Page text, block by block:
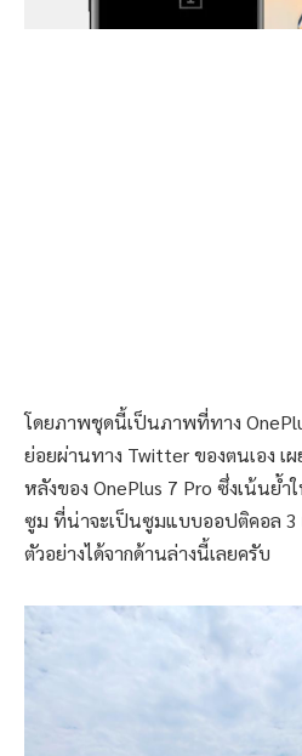
โดยภาพชุดนี้เป็นภาพที่ทาง
ย่อยผ่านทาง Twitter ของตนเอง เ
หลังของ OnePlus 7 Pro ซึ่งเน้นย้ำ
ซูม ที่น่าจะเป็นซูมแบบออปติคอล 3
ตัวอย่างได้จากด้านล่างนี้เลยครับ